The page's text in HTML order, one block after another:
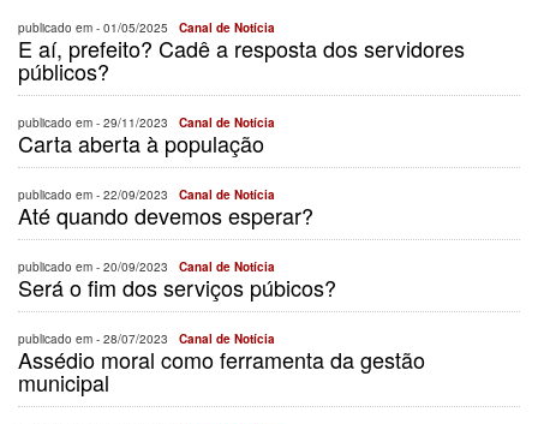
publicado em - 01/05/2025 Canal de Notícia
E aí, prefeito? Cadê a resposta dos servidores
públicos?
publicado em - 29/11/2023 Canal de Notícia
Carta aberta à população
publicado em - 22/09/2023 Canal de Notícia
Até quando devemos esperar?
publicado em - 20/09/2023 Canal de Notícia
Será o fim dos serviços púbicos?
publicado em - 28/07/2023 Canal de Notícia
Assédio moral como ferramenta da gestão
municipal